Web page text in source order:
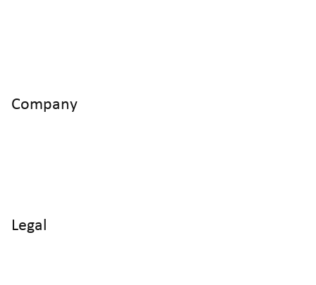
Company
Legal